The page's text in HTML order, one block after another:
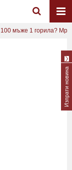
мъже 1 горила?
Изпрати новина